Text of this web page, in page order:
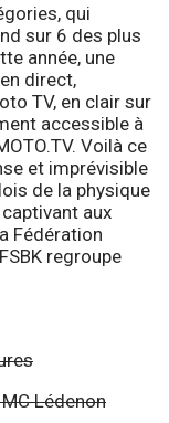
qui
sur 6 des plus
année, une
direct,
TV, en clair sur
accessible à
Voilà ce
et imprévisible
de la physique
aux
Fédération
regroupe
Lédenon